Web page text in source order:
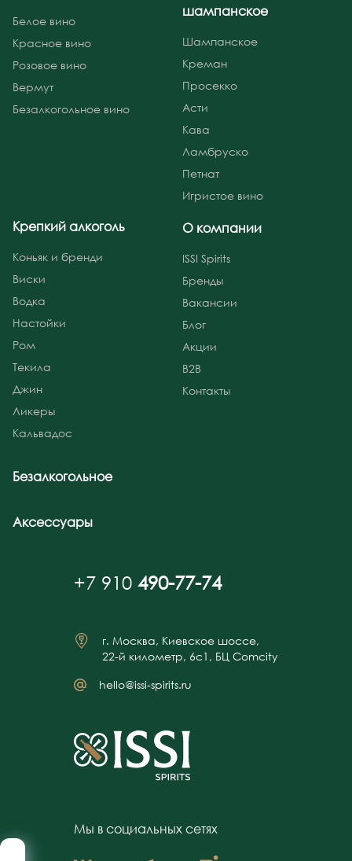
Белое вино
Красное вино
Розовое вино
Вермут
Безалкогольное вино
шампанское
Шампанское
Креман
Просекко
Асти
Кава
Ламбруско
Петнат
Игристое вино
Крепкий алкоголь
Коньяк и бренди
Виски
Водка
Настойки
Ром
Текила
Джин
Ликеры
Кальвадос
Безалкогольное
Аксессуары
О компании
ISSI Spirits
Бренды
Вакансии
Блог
Акции
B2B
Контакты
+7 910 490-77-74
г. Москва, Киевское шоссе,
22-й километр, 6с1, БЦ Comcity
hello@issi-spirits.ru
Мы в социальных сетях